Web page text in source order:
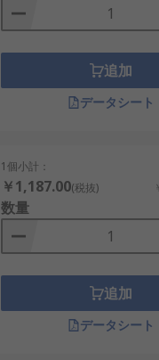
追加
データシート
1個小計：
￥1,187.00(税抜)
数量
追加
データシート